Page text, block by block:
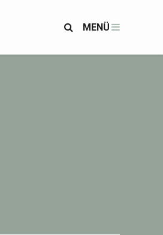
MENÜ